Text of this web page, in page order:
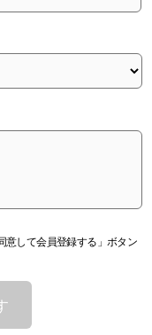
意して会員登録する」ボタン